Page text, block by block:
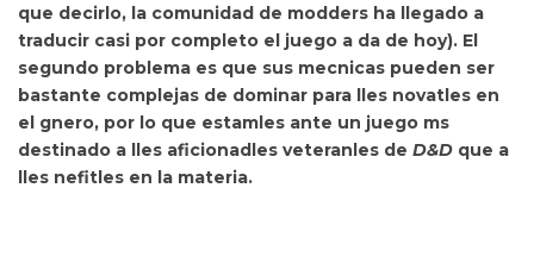
que decirlo, la comunidad de modders ha llegado a
traducir casi por completo el juego a da de hoy). El
segundo problema es que sus mecnicas pueden ser
bastante complejas de dominar para lles novatles en
el gnero, por lo que estamles ante un juego ms
destinado a lles aficionadles veteranles de D&D que a
lles nefitles en la materia.